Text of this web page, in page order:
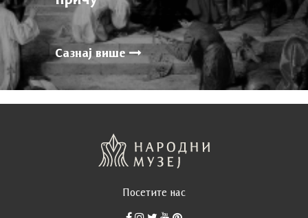
Сазнај више
Посетите нас